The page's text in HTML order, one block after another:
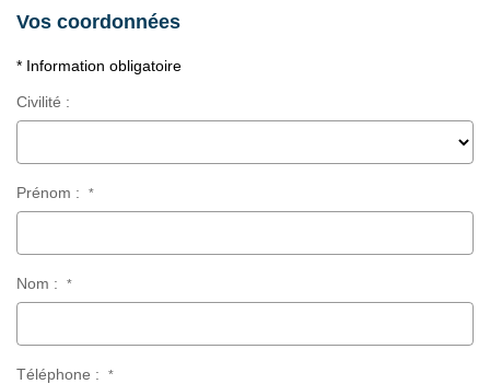
Vos coordonnées
* Information obligatoire
Civilité :
Prénom : *
Nom : *
Téléphone : *